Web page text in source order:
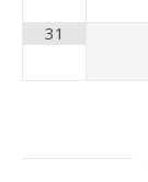
31